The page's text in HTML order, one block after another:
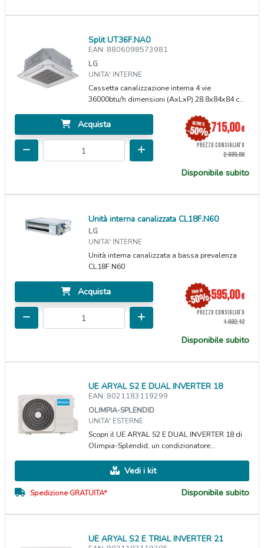
Split UT36F.NA0
EAN: 8806098573981
LG
UNITA' INTERNE
Cassetta canalizzazione interna 4 vie
36000btu/h dimensioni (AxLxP) 28.8x84x84 c...
Acquista 715,00€
PREZZO CONSIGLIATO
2.039,00
Disponibile subito
Unità interna canalizzata CL18F.N60
LG
UNITA' INTERNE
Unità interna canalizzata a bassa prevalenza
CL18F.N60
Acquista 595,00€
PREZZO CONSIGLIATO
1.032,12
Disponibile subito
UE ARYAL S2 E DUAL INVERTER 18
EAN: 8021183119299
OLIMPIA-SPLENDID
UNITA' ESTERNE
Scopri il UE ARYAL S2 E DUAL INVERTER 18 di
Olimpia-Splendid, un condizionatore...
Vedi i kit
Spedizione GRATUITA* Disponibile subito
UE ARYAL S2 E TRIAL INVERTER 21